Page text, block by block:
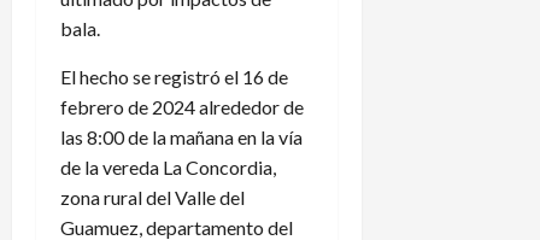
bala.
El hecho se registró el 16 de
febrero de 2024 alrededor de
las 8:00 de la mañana en la vía
de la vereda La Concordia,
zona rural del Valle del
Guamuez, departamento del